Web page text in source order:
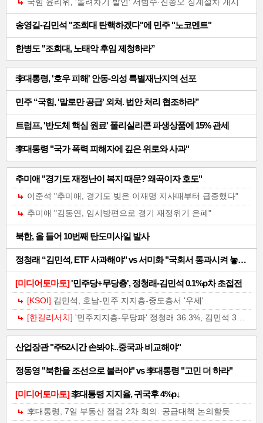
사-04
송영길-김민석 "조희대 탄핵하겠다"에 민주 "노코멘트"
한병도 "조희대, 노태악 후임 제청하라”
일
반
기
사-05
李대통령, '호우 피해' 안동-의성 특별재난지역 선포
민주 “국힘, '말로만 공급' 외쳐. 법안 처리 협조하라”
트럼프, '반도체 핵심 원료' 폴리실리콘 파생상품에 15% 관세
李대통령 "국가 폭력 피해자에 깊은 위로와 사과"
일
반
기
사-06
추미애 "경기도 재정난이 복지 때문? 왜곡이자 호도"
이준석 "추미애, 경기도 빚은 이재명 지사때부터 급증했다"
추미애 "김동연, 임시방편으로 경기 재정위기 은폐"
북한, 올 들어 10번째 탄도미사일 발사
정청래 “김민석, ETF 사과해야" vs 서미화 "국회서 통과시켜 놓고선"
[미디어토마토]'민주당+무당층', 정청래-김민석 0.1%p차 초접전
[KSOI] 김민석, 호남-민주 지지층-중도층서 '우세'
[한길리서치] '민주지지층-무당파' 정청래 36.3%, 김민석 33.3%
일
반
기
사-07
산업장관 "주52시간 손봐야...중국과 비교해야"
정동영 "북한을 조선으로 불러야" vs 李대통령 "고민 더 하라"
[미디어토마토]李대통령 지지율, 귀국후 4%p↓
李대통령, 7일 부동산 점검 2차 회의. 공급대책 논의할듯